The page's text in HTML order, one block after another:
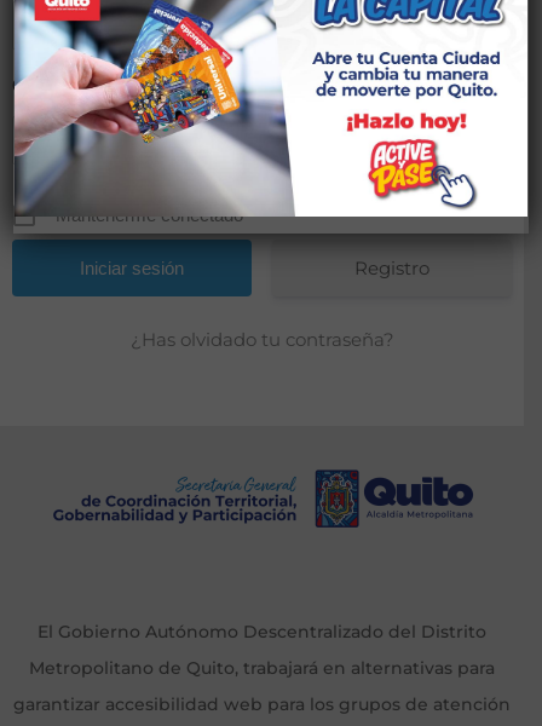
Contraseña *
Mantenerme conectado
Registro
¿Has olvidado tu contraseña?
El Gobierno Autónomo Descentralizado del Distrito
Metropolitano de Quito, trabajará en alternativas para
garantizar accesibilidad web para los grupos de atención